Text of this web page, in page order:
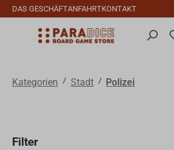
Zum Hauptinhalt springen
DAS GESCHÄFTANFAHRTKONTAKT
Kategorien / Stadt / Polizei
Filter